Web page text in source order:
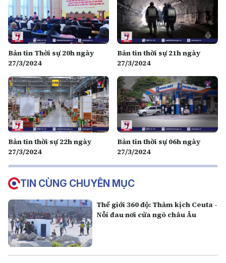
Bản tin Thời sự 20h ngày
27/3/2024
Bản tin thời sự 21h ngày
27/3/2024
Bản tin thời sự 22h ngày
27/3/2024
Bản tin thời sự 06h ngày
27/3/2024
TIN CÙNG CHUYÊN MỤC
Thế giới 360 độ: Thảm kịch Ceuta -
Nỗi đau nơi cửa ngõ châu Âu